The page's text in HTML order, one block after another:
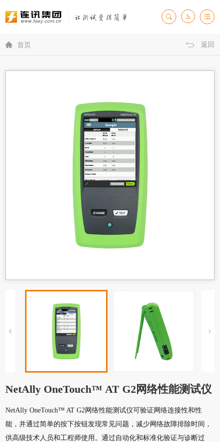
 首页 返回
NetAlly OneTouch™ AT G2网络性能测试仪
NetAlly OneTouch™ AT G2网络性能测试仪可验证网络连接性和性
能，并通过简单的按下按钮发现常见问题，减少网络故障排除时间，
供高级技术人员和工程师使用。通过自动化和标准化验证与诊断过